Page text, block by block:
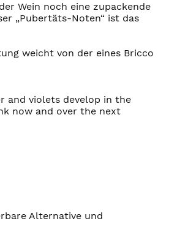
Wein noch eine zupackende
„Pubertäts-Noten“ ist das
weicht von der eines Bricco
and violets develop in the
now and over the next
Alternative und